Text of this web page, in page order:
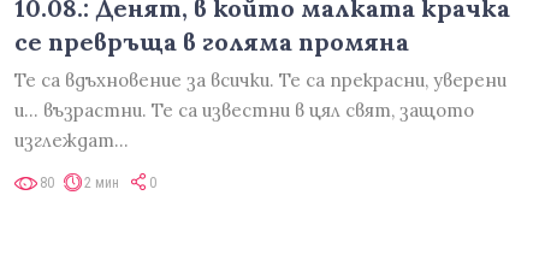
10.08.: Денят, в който малката крачка
се превръща в голяма промяна
Те са вдъхновение за всички. Те са прекрасни, уверени
и... възрастни. Те са известни в цял свят, защото
изглеждат…
80 2 мин 0